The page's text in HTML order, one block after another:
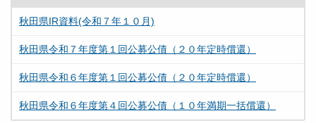
秋田県IR資料(令和７年１０月)
秋田県令和７年度第１回公募公債（２０年定時償還）
秋田県令和６年度第１回公募公債（２０年定時償還）
秋田県令和６年度第４回公募公債（１０年満期一括償還）